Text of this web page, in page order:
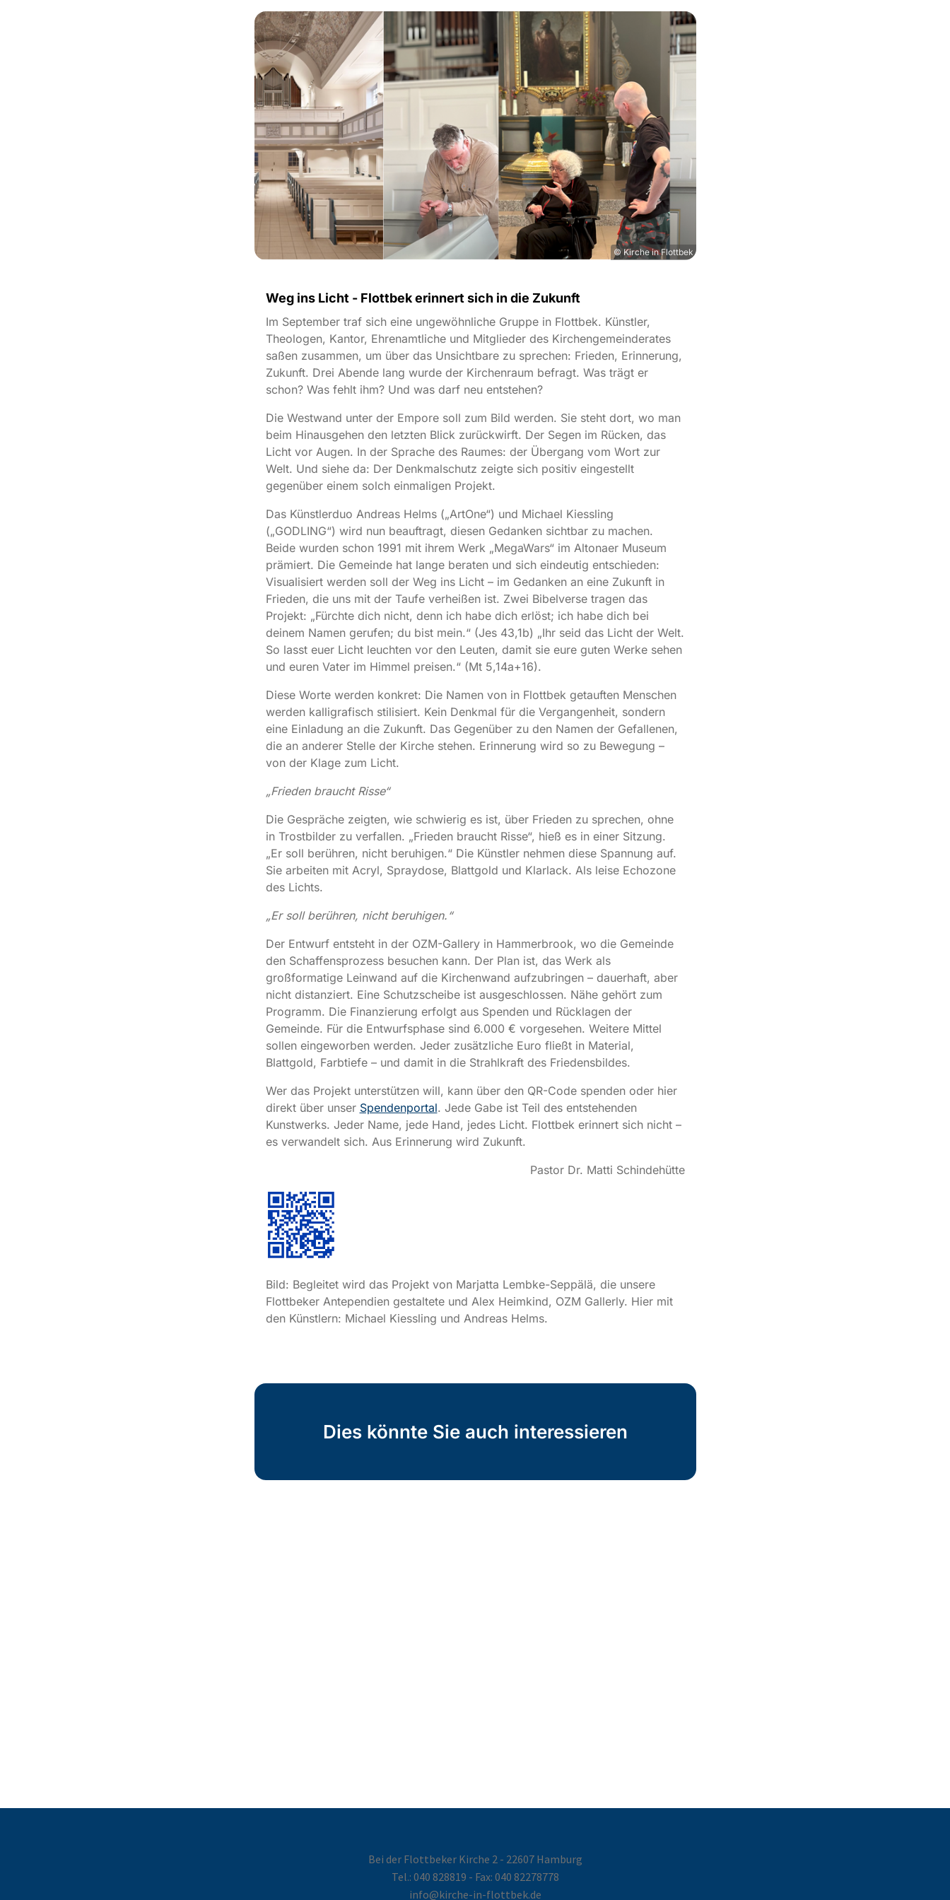
© Kirche in Flottbek
Weg ins Licht - Flottbek erinnert sich in die Zukunft
Im September traf sich eine ungewöhnliche Gruppe in Flottbek. Künstler,
Theologen, Kantor, Ehrenamtliche und Mitglieder des Kirchengemeinderates
saßen zusammen, um über das Unsichtbare zu sprechen: Frieden, Erinnerung,
Zukunft. Drei Abende lang wurde der Kirchenraum befragt. Was trägt er
schon? Was fehlt ihm? Und was darf neu entstehen?
Die Westwand unter der Empore soll zum Bild werden. Sie steht dort, wo man
beim Hinausgehen den letzten Blick zurückwirft. Der Segen im Rücken, das
Licht vor Augen. In der Sprache des Raumes: der Übergang vom Wort zur
Welt. Und siehe da: Der Denkmalschutz zeigte sich positiv eingestellt
gegenüber einem solch einmaligen Projekt.
Das Künstlerduo Andreas Helms („ArtOne“) und Michael Kiessling
(„GODLING“) wird nun beauftragt, diesen Gedanken sichtbar zu machen.
Beide wurden schon 1991 mit ihrem Werk „MegaWars“ im Altonaer Museum
prämiert. Die Gemeinde hat lange beraten und sich eindeutig entschieden:
Visualisiert werden soll der Weg ins Licht – im Gedanken an eine Zukunft in
Frieden, die uns mit der Taufe verheißen ist. Zwei Bibelverse tragen das
Projekt: „Fürchte dich nicht, denn ich habe dich erlöst; ich habe dich bei
deinem Namen gerufen; du bist mein.“ (Jes 43,1b) „Ihr seid das Licht der Welt.
So lasst euer Licht leuchten vor den Leuten, damit sie eure guten Werke sehen
und euren Vater im Himmel preisen.“ (Mt 5,14a+16).
Diese Worte werden konkret: Die Namen von in Flottbek getauften Menschen
werden kalligrafisch stilisiert. Kein Denkmal für die Vergangenheit, sondern
eine Einladung an die Zukunft. Das Gegenüber zu den Namen der Gefallenen,
die an anderer Stelle der Kirche stehen. Erinnerung wird so zu Bewegung –
von der Klage zum Licht.
„Frieden braucht Risse“
Die Gespräche zeigten, wie schwierig es ist, über Frieden zu sprechen, ohne
in Trostbilder zu verfallen. „Frieden braucht Risse“, hieß es in einer Sitzung.
„Er soll berühren, nicht beruhigen.“ Die Künstler nehmen diese Spannung auf.
Sie arbeiten mit Acryl, Spraydose, Blattgold und Klarlack. Als leise Echozone
des Lichts.
„Er soll berühren, nicht beruhigen.“
Der Entwurf entsteht in der OZM-Gallery in Hammerbrook, wo die Gemeinde
den Schaffensprozess besuchen kann. Der Plan ist, das Werk als
großformatige Leinwand auf die Kirchenwand aufzubringen – dauerhaft, aber
nicht distanziert. Eine Schutzscheibe ist ausgeschlossen. Nähe gehört zum
Programm. Die Finanzierung erfolgt aus Spenden und Rücklagen der
Gemeinde. Für die Entwurfsphase sind 6.000 € vorgesehen. Weitere Mittel
sollen eingeworben werden. Jeder zusätzliche Euro fließt in Material,
Blattgold, Farbtiefe – und damit in die Strahlkraft des Friedensbildes.
Wer das Projekt unterstützen will, kann über den QR-Code spenden oder hier
direkt über unser Spendenportal. Jede Gabe ist Teil des entstehenden
Kunstwerks. Jeder Name, jede Hand, jedes Licht. Flottbek erinnert sich nicht –
es verwandelt sich. Aus Erinnerung wird Zukunft.
Pastor Dr. Matti Schindehütte
Bild: Begleitet wird das Projekt von Marjatta Lembke-Seppälä, die unsere
Flottbeker Antependien gestaltete und Alex Heimkind, OZM Gallerly. Hier mit
den Künstlern: Michael Kiessling und Andreas Helms.
Dies könnte Sie auch interessieren
Bei der Flottbeker Kirche 2 - 22607 Hamburg
Tel.: 040 828819 - Fax: 040 82278778
info@kirche-in-flottbek.de